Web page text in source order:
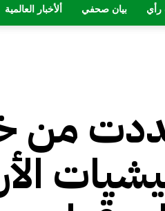
القرن
ألأخبار العالمية بيان صحفي رأي
من